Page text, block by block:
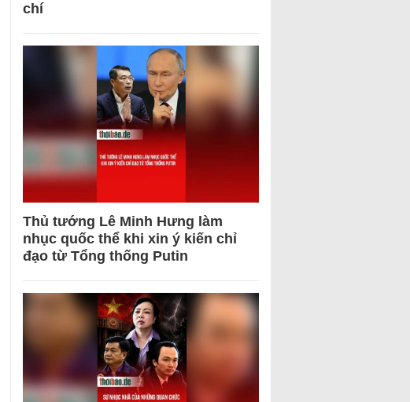
chí
Thủ tướng Lê Minh Hưng làm
nhục quốc thể khi xin ý kiến chỉ
đạo từ Tổng thống Putin